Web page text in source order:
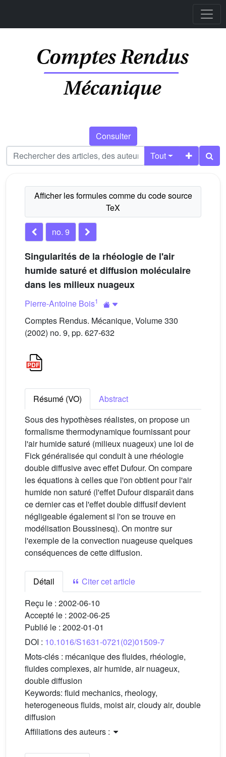
Consulter
Tout
no. 9
Singularités de la rhéologie de l'air
humide saturé et diffusion moléculaire
dans les milieux nuageux
Pierre-Antoine Bois1
Comptes Rendus. Mécanique, Volume 330
(2002) no. 9, pp. 627-632
Résumé (VO)
Abstract
Sous des hypothèses réalistes, on propose un
formalisme thermodynamique fournissant pour
l'air humide saturé (milieux nuageux) une loi de
Fick généralisée qui conduit à une rhéologie
double diffusive avec effet Dufour. On compare
les équations à celles que l'on obtient pour l'air
humide non saturé (l'effet Dufour disparaı̂t dans
ce dernier cas et l'effet double diffusif devient
négligeable également si l'on se trouve en
modélisation Boussinesq). On montre sur
l'exemple de la convection nuageuse quelques
conséquences de cette diffusion.
Détail
Citer cet article
Reçu le : 2002-06-10
Accepté le : 2002-06-25
Publié le : 2002-01-01
DOI : 10.1016/S1631-0721(02)01509-7
Mots-clés : mécanique des fluides, rhéologie,
fluides complexes, air humide, air nuageux,
double diffusion
Keywords: fluid mechanics, rheology,
heterogeneous fluids, moist air, cloudy air, double
diffusion
Affiliations des auteurs :